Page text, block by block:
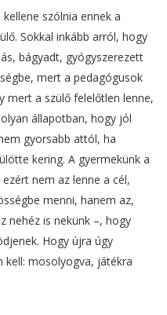
szólnia ennek a
Sokkal inkább arról, hogy
bágyadt, gyógyszerezett
mert a pedagógusok
mert a szülő felelőtlen lenne,
állapotban, hogy jól
gyorsabb attól, ha
kering. A gyermekünk a
nem az lenne a cél,
menni, hanem az,
nehéz is nekünk –, hogy
Hogy újra úgy
kell: mosolyogva, játékra